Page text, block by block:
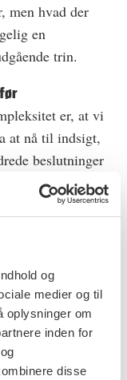
og
medier og til
oplysninger om
inden for
disse
men hvad der
en
trin.
er, at vi
at nå til indsigt,
beslutninger
person som
rask eller
ændringer, så
tiltag må
indgrebet forud